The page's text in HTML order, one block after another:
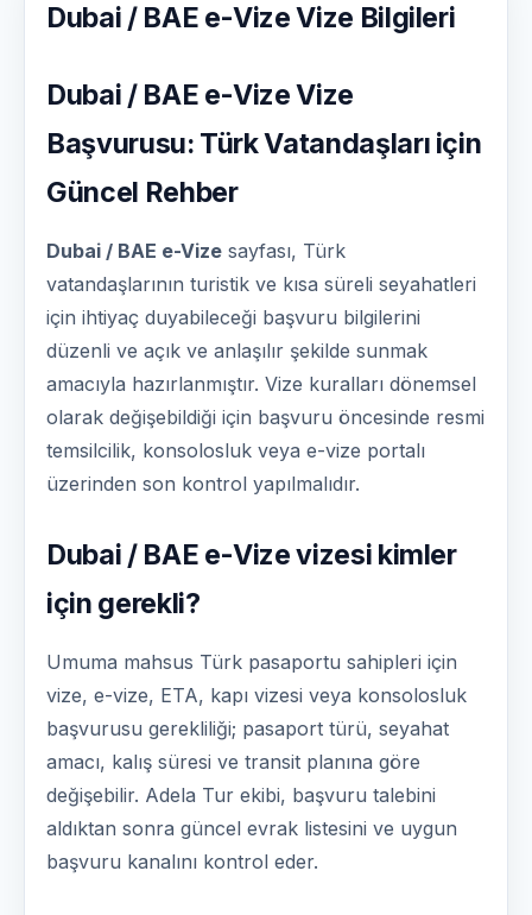
Dubai / BAE e-Vize Vize Bilgileri
Dubai / BAE e-Vize Vize
Başvurusu: Türk Vatandaşları için
Güncel Rehber
Dubai / BAE e-Vize sayfası, Türk
vatandaşlarının turistik ve kısa süreli seyahatleri
için ihtiyaç duyabileceği başvuru bilgilerini
düzenli ve açık ve anlaşılır şekilde sunmak
amacıyla hazırlanmıştır. Vize kuralları dönemsel
olarak değişebildiği için başvuru öncesinde resmi
temsilcilik, konsolosluk veya e-vize portalı
üzerinden son kontrol yapılmalıdır.
Dubai / BAE e-Vize vizesi kimler
için gerekli?
Umuma mahsus Türk pasaportu sahipleri için
vize, e-vize, ETA, kapı vizesi veya konsolosluk
başvurusu gerekliliği; pasaport türü, seyahat
amacı, kalış süresi ve transit planına göre
değişebilir. Adela Tur ekibi, başvuru talebini
aldıktan sonra güncel evrak listesini ve uygun
başvuru kanalını kontrol eder.